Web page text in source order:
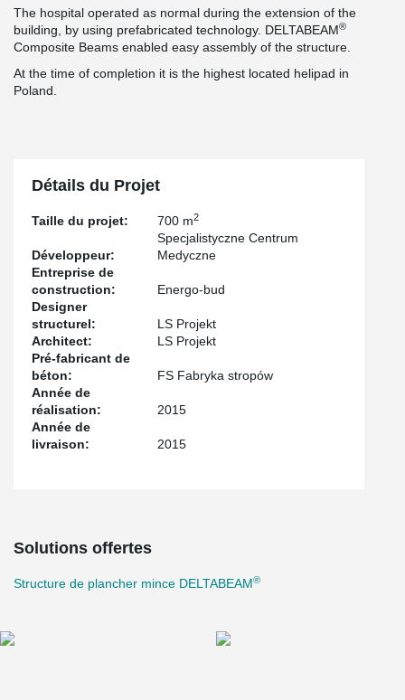
The hospital operated as normal during the extension of the
building, by using prefabricated technology. DELTABEAM®
Composite Beams enabled easy assembly of the structure.
At the time of completion it is the highest located helipad in
Poland.
Détails du Projet
Taille du projet: 700 m2
Développeur:
Specjalistyczne Centrum
Medyczne
Entreprise de
construction:
Energo-bud
Designer
structurel:
LS Projekt
Architect:
LS Projekt
Pré-fabricant de
béton:
FS Fabryka stropów
Année de
réalisation:
2015
Année de
livraison:
2015
Solutions offertes
Structure de plancher mince DELTABEAM®